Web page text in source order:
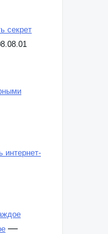
секрет
интернет-
—